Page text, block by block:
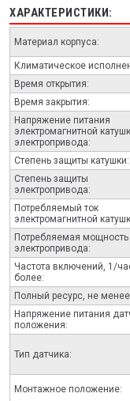
ХАРАКТЕРИСТИКИ:
Материал корпуса:
Климатическое
Время открытия:
Время закрытия:
Напряжение питания
электромагнитной
электропривода:
Степень защиты катушки:
Степень защиты
электропривода:
Потребляемый ток
электромагнитной
Потребляемая мощность
электропривода:
Частота включений, 1/
более:
Полный ресурс, не
Напряжение питания
положения:
Тип датчика:
Монтажное положение: